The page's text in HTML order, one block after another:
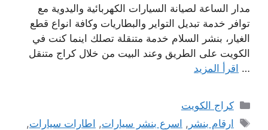
مدار الساعة لصيانة السيارات الكهربائية واليدوية مع
توافر خدمة تبديل التواير والبطاريات وكافة انواع قطع
الغيار، بنشر السلام خدمة متنقلة تصلك اينما كنت في
الكويت على الطريق وعند البيت من خلال كراج متنقل
… اقرأ المزيد
التصنيفات
كراج الكويت
الوسوم
ارقام بنشر , اسرع بنشر سيارات, اطارات سيارات,